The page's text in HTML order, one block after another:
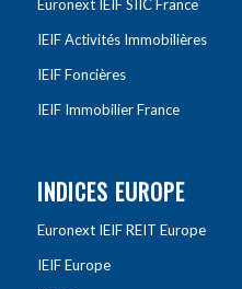
Euronext IEIF SIIC France
IEIF Activités Immobilières
IEIF Foncières
IEIF Immobilier France
INDICES EUROPE
Euronext IEIF REIT Europe
IEIF Europe